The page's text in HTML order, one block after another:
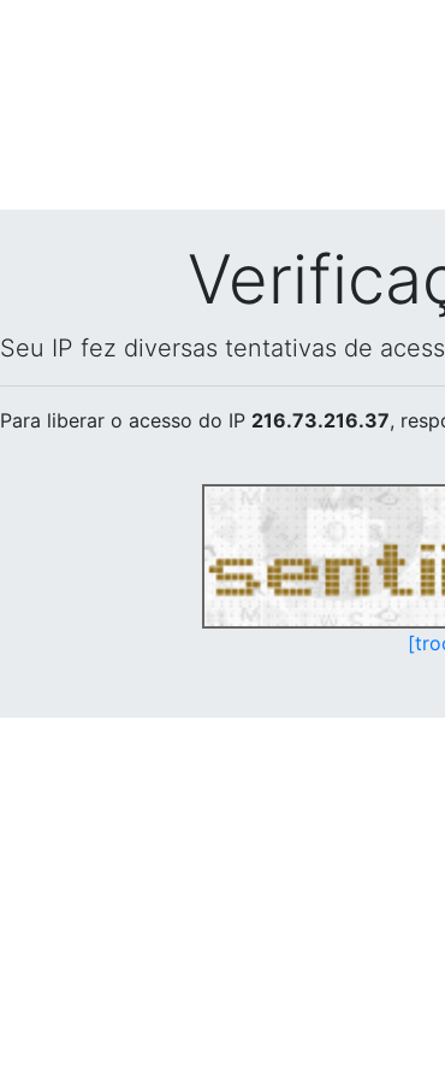
Seu IP fez diversas tentativas de
Para liberar o acesso do IP 216.73.216.37,